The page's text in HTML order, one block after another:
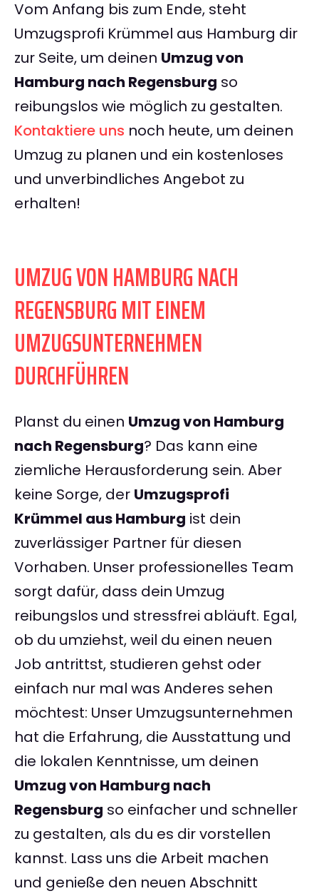
Vom Anfang bis zum Ende, steht
Umzugsprofi Krümmel aus Hamburg dir
zur Seite, um deinen Umzug von
Hamburg nach Regensburg so
reibungslos wie möglich zu gestalten.
Kontaktiere uns noch heute, um deinen
Umzug zu planen und ein kostenloses
und unverbindliches Angebot zu
erhalten!
UMZUG VON HAMBURG NACH
REGENSBURG MIT EINEM
UMZUGSUNTERNEHMEN
DURCHFÜHREN
Planst du einen Umzug von Hamburg
nach Regensburg? Das kann eine
ziemliche Herausforderung sein. Aber
keine Sorge, der Umzugsprofi
Krümmel aus Hamburg ist dein
zuverlässiger Partner für diesen
Vorhaben. Unser professionelles Team
sorgt dafür, dass dein Umzug
reibungslos und stressfrei abläuft. Egal,
ob du umziehst, weil du einen neuen
Job antrittst, studieren gehst oder
einfach nur mal was Anderes sehen
möchtest: Unser Umzugsunternehmen
hat die Erfahrung, die Ausstattung und
die lokalen Kenntnisse, um deinen
Umzug von Hamburg nach
Regensburg so einfacher und schneller
zu gestalten, als du es dir vorstellen
kannst. Lass uns die Arbeit machen
und genieße den neuen Abschnitt